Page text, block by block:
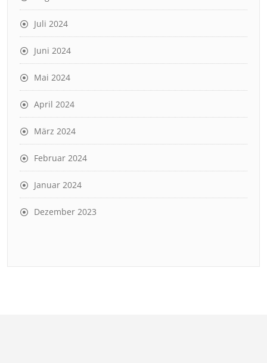
Juli 2024
Juni 2024
Mai 2024
April 2024
März 2024
Februar 2024
Januar 2024
Dezember 2023